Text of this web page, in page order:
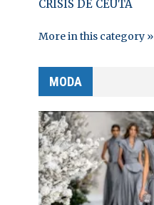
CRISIS DE CEUTA
More in this category »
MODA